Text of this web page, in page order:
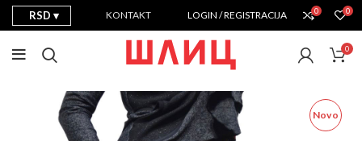
RSD KONTAKT LOGIN / REGISTRACIJA 0 0
0
Novo